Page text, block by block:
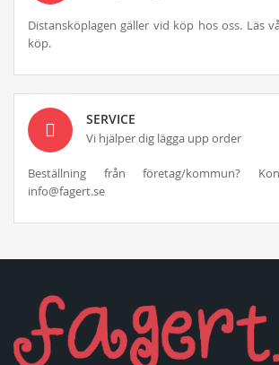
Distansköplagen gäller vid köp hos oss. Läs
köp.
SERVICE
Vi hjälper dig lägga upp order
Beställning från företag/kommun?
info@fagert.se